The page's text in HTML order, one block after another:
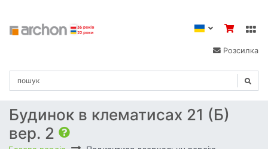
Розсилка
Будинок в клематисах 21 (Б)
вер. 2